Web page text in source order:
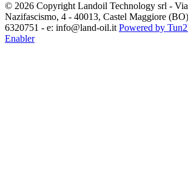
© 2026 Copyright Landoil Technology srl -
Nazifascismo, 4 - 40013, Castel Maggiore
6320751 - e: info@land-oil.it Powered by
Enabler